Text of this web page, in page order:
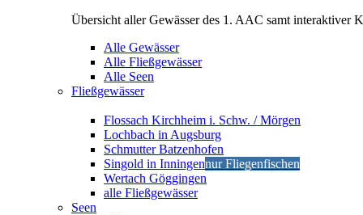
Übersicht aller Gewässer des 1. AAC samt interaktiver
Alle Gewässer
Alle Fließgewässer
Alle Seen
Fließgewässer
Flossach Kirchheim i. Schw. / Mörgen
Lochbach in Augsburg
Schmutter Batzenhofen
Singold in Inningennur Fliegenfischen
Wertach Göggingen
alle Fließgewässer
Seen